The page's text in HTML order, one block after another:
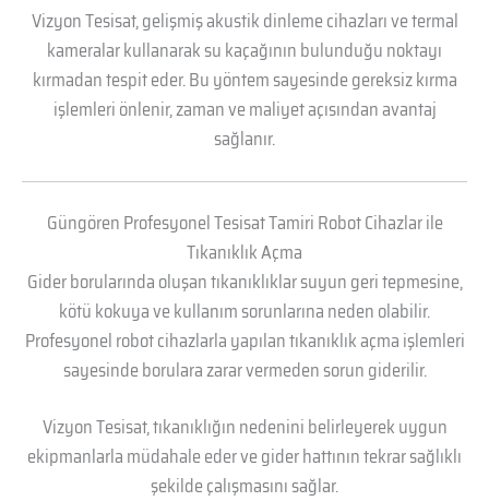
Vizyon Tesisat, gelişmiş akustik dinleme cihazları ve termal
kameralar kullanarak su kaçağının bulunduğu noktayı
kırmadan tespit eder. Bu yöntem sayesinde gereksiz kırma
işlemleri önlenir, zaman ve maliyet açısından avantaj
sağlanır.
Güngören Profesyonel Tesisat Tamiri Robot Cihazlar ile
Tıkanıklık Açma
Gider borularında oluşan tıkanıklıklar suyun geri tepmesine,
kötü kokuya ve kullanım sorunlarına neden olabilir.
Profesyonel robot cihazlarla yapılan tıkanıklık açma işlemleri
sayesinde borulara zarar vermeden sorun giderilir.
Vizyon Tesisat, tıkanıklığın nedenini belirleyerek uygun
ekipmanlarla müdahale eder ve gider hattının tekrar sağlıklı
şekilde çalışmasını sağlar.